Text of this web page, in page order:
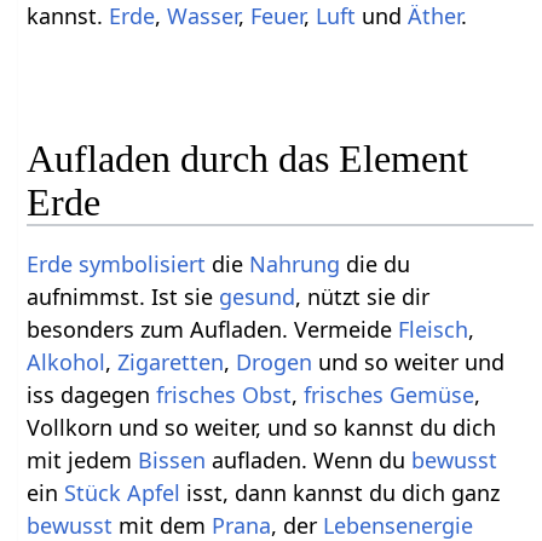
kannst. Erde,Wasser, Feuer, Luft undÄther.
Aufladen durch das Element
Erde
Erde symbolisiert die Nahrung die du
aufnimmst. Ist sie gesund, nützt sie dir
besonders zum Aufladen. Vermeide Fleisch,
Alkohol,Zigaretten, Drogen und so weiter und
iss dagegenfrisches Obst,frisches Gemüse,
Vollkorn und so weiter, und so kannst du dich
mit jedem Bissen aufladen. Wenn du bewusst
ein Stück Apfel isst, dann kannst du dich ganz
bewusst mit dem Prana, der Lebensenergie